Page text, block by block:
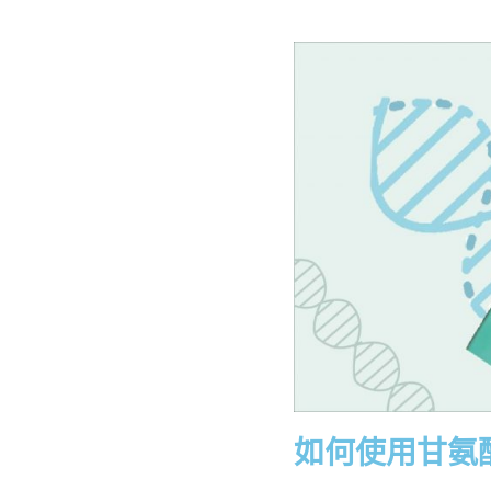
如何使用甘氨